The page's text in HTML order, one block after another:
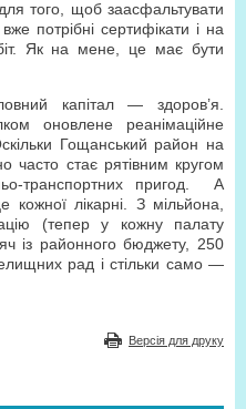
того, щоб заасфальтувати
потрібні сертифікати і на
Як на мене, це має бути
капітал — здоров’я.
оновлене реанімаційне
Гощанський район на
часто стає рятівним кругом
транспортних пригод. А
кожної лікарні. З мільйона,
(тепер у кожну палату
із районного бюджету, 250
рад і стільки само —
Версія для друку